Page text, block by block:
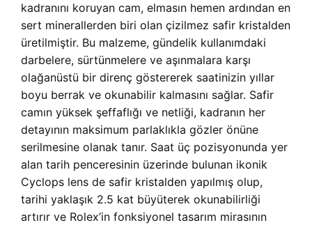
kadranını koruyan cam, elmasın hemen ardından en
sert minerallerden biri olan çizilmez safir kristalden
üretilmiştir. Bu malzeme, gündelik kullanımdaki
darbelere, sürtünmelere ve aşınmalara karşı
olağanüstü bir direnç göstererek saatinizin yıllar
boyu berrak ve okunabilir kalmasını sağlar. Safir
camın yüksek şeffaflığı ve netliği, kadranın her
detayının maksimum parlaklıkla gözler önüne
serilmesine olanak tanır. Saat üç pozisyonunda yer
alan tarih penceresinin üzerinde bulunan ikonik
Cyclops lens de safir kristalden yapılmış olup,
tarihi yaklaşık 2.5 kat büyüterek okunabilirliği
artırır ve Rolex’in fonksiyonel tasarım mirasının